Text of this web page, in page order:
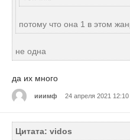
потому что она 1 в этом
не одна
да их много
ииимф 24 апреля 2021 12:10
Цитата: vidos